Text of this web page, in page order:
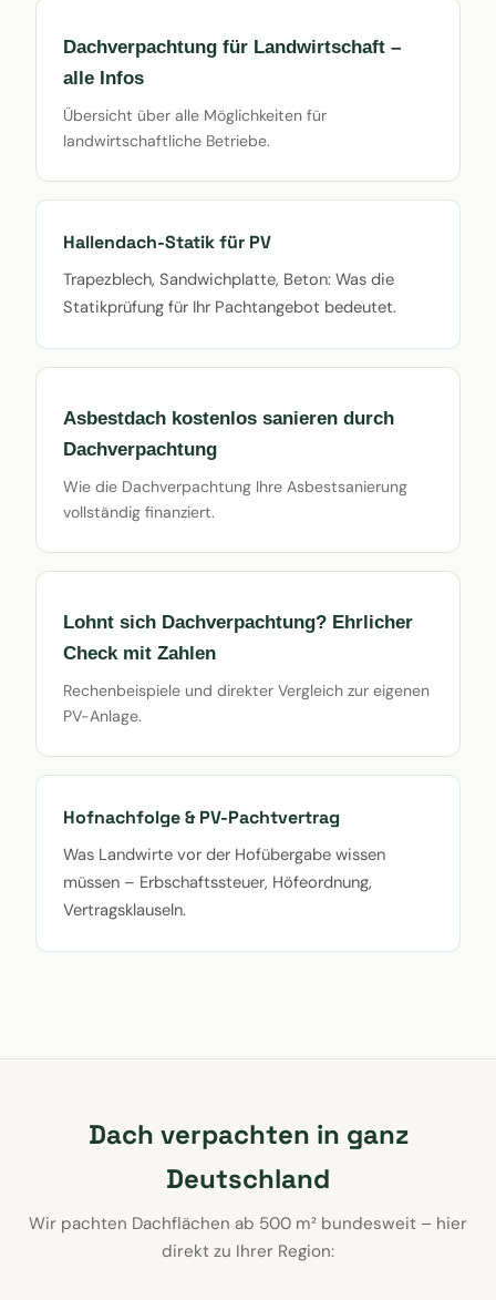
Dachverpachtung für Landwirtschaft –
alle Infos
Übersicht über alle Möglichkeiten für
landwirtschaftliche Betriebe.
Hallendach-Statik für PV
Trapezblech, Sandwichplatte, Beton: Was die
Statikprüfung für Ihr Pachtangebot bedeutet.
Asbestdach kostenlos sanieren durch
Dachverpachtung
Wie die Dachverpachtung Ihre Asbestsanierung
vollständig finanziert.
Lohnt sich Dachverpachtung? Ehrlicher
Check mit Zahlen
Rechenbeispiele und direkter Vergleich zur eigenen
PV-Anlage.
Hofnachfolge & PV-Pachtvertrag
Was Landwirte vor der Hofübergabe wissen
müssen – Erbschaftssteuer, Höfeordnung,
Vertragsklauseln.
Dach verpachten in ganz
Deutschland
Wir pachten Dachflächen ab 500 m² bundesweit – hier
direkt zu Ihrer Region: